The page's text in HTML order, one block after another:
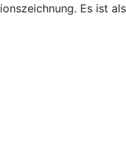
Es ist